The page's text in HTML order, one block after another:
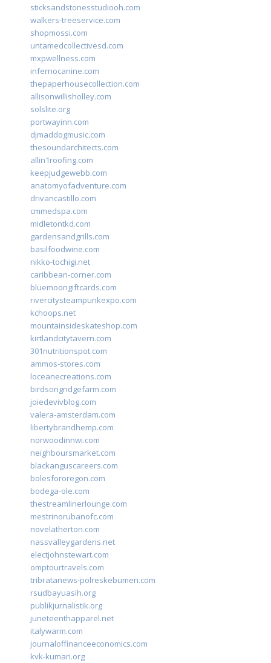
sticksandstonesstudiooh.com
walkers-treeservice.com
shopmossi.com
untamedcollectivesd.com
mxpwellness.com
infernocanine.com
thepaperhousecollection.com
allisonwillisholley.com
solslite.org
portwayinn.com
djmaddogmusic.com
thesoundarchitects.com
allin1roofing.com
keepjudgewebb.com
anatomyofadventure.com
drivancastillo.com
cmmedspa.com
midletontkd.com
gardensandgrills.com
basilfoodwine.com
nikko-tochigi.net
caribbean-corner.com
bluemoongiftcards.com
rivercitysteampunkexpo.com
kchoops.net
mountainsideskateshop.com
kirtlandcitytavern.com
301nutritionspot.com
ammos-stores.com
loceanecreations.com
birdsongridgefarm.com
joiedevivblog.com
valera-amsterdam.com
libertybrandhemp.com
norwoodinnwi.com
neighboursmarket.com
blackanguscareers.com
bolesfororegon.com
bodega-ole.com
thestreamlinerlounge.com
mestrinorubanofc.com
novelatherton.com
nassvalleygardens.net
electjohnstewart.com
omptourtravels.com
tribratanews-polreskebumen.com
rsudbayuasih.org
publikjurnalistik.org
juneteenthapparel.net
italywarm.com
journaloffinanceeconomics.com
kvk-kumari.org